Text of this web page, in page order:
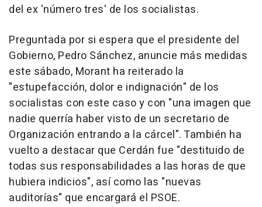
del ex 'número tres' de los socialistas.
Preguntada por si espera que el presidente del
Gobierno, Pedro Sánchez, anuncie más medidas
este sábado, Morant ha reiterado la
"estupefacción, dolor e indignación" de los
socialistas con este caso y con "una imagen que
nadie querría haber visto de un secretario de
Organización entrando a la cárcel". También ha
vuelto a destacar que Cerdán fue "destituido de
todas sus responsabilidades a las horas de que
hubiera indicios", así como las "nuevas
auditorías" que encargará el PSOE.